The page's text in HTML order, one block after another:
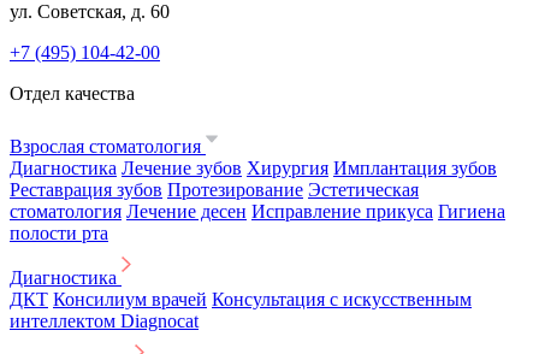
ул. Советская, д. 60
+7 (495) 104-42-00
Отдел качества
Взрослая стоматология
Диагностика Лечение зубов Хирургия Имплантация зубов
Реставрация зубов Протезирование Эстетическая
стоматология Лечение десен Исправление прикуса Гигиена
полости рта
Диагностика
ДКТ Консилиум врачей Консультация с искусственным
интеллектом Diagnocat